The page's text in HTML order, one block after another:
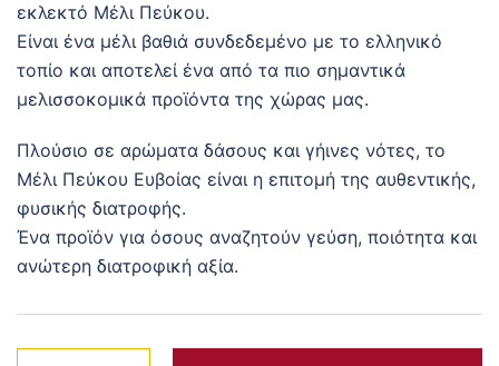
εκλεκτό Μέλι Πεύκου.
Είναι ένα μέλι βαθιά συνδεδεμένο με το ελληνικό
τοπίο και αποτελεί ένα από τα πιο σημαντικά
μελισσοκομικά προϊόντα της χώρας μας.
Πλούσιο σε αρώματα δάσους και γήινες νότες, το
Μέλι Πεύκου Ευβοίας είναι η επιτομή της αυθεντικής,
φυσικής διατροφής.
Ένα προϊόν για όσους αναζητούν γεύση, ποιότητα και
ανώτερη διατροφική αξία.